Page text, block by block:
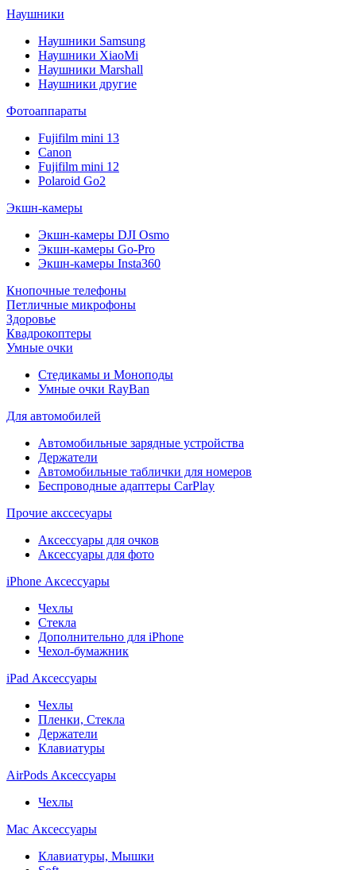
Наушники
Наушники Samsung
Наушники XiaoMi
Наушники Marshall
Наушники другие
Фотоаппараты
Fujifilm mini 13
Canon
Fujifilm mini 12
Polaroid Go2
Экшн-камеры
Экшн-камеры DJI Osmo
Экшн-камеры Go-Pro
Экшн-камеры Insta360
Кнопочные телефоны
Петличные микрофоны
Здоровье
Квадрокоптеры
Умные очки
Стедикамы и Моноподы
Умные очки RayBan
Для автомобилей
Автомобильные зарядные устройства
Держатели
Автомобильные таблички для номеров
Беспроводные адаптеры CarPlay
Прочие акссесуары
Аксессуары для очков
Аксессуары для фото
iPhone Аксессуары
Чехлы
Стекла
Дополнительно для iPhone
Чехол-бумажник
iPad Аксессуары
Чехлы
Пленки, Стекла
Держатели
Клавиатуры
AirPods Аксессуары
Чехлы
Mac Аксессуары
Клавиатуры, Мышки